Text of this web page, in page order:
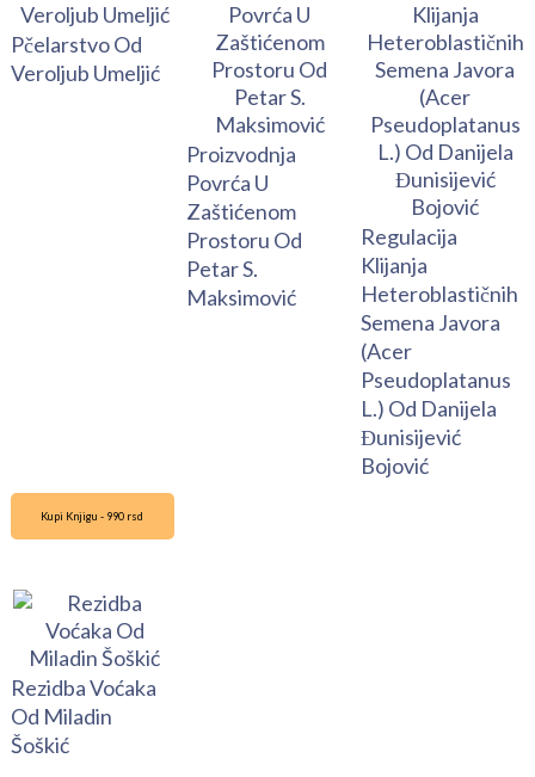
Pčelarstvo Od
Veroljub Umeljić
Proizvodnja
Povrća U
Zaštićenom
Prostoru Od
Petar S.
Maksimović
Regulacija
Klijanja
Heteroblastičnih
Semena Javora
(Acer
Pseudoplatanus
L.) Od Danijela
Đunisijević
Bojović
Kupi Knjigu - 990 rsd
Rezidba Voćaka
Od Miladin
Šoškić